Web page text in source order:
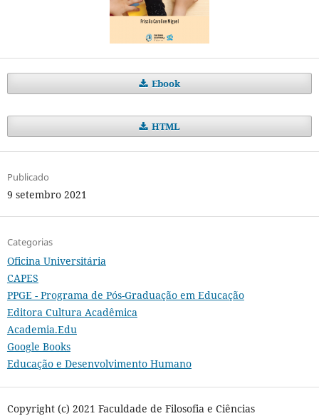
Ebook
HTML
Publicado
9 setembro 2021
Categorias
Oficina Universitária
CAPES
PPGE - Programa de Pós-Graduação em Educação
Editora Cultura Acadêmica
Academia.Edu
Google Books
Educação e Desenvolvimento Humano
Copyright (c) 2021 Faculdade de Filosofia e Ciências